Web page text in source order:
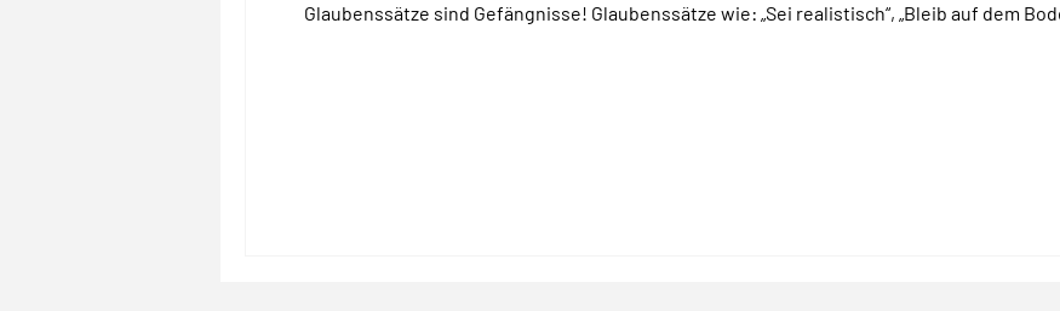
Glaubenssätze sind Gefängnisse! Glaubenssätze wie: „Sei realistisch“, „Bleib auf dem